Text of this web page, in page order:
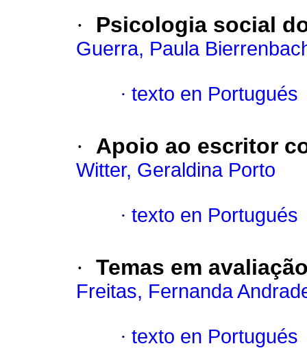
· Psicologia social
Guerra, Paula
· texto en Portugués
· Apoio ao escritor
Witter, Geraldina Porto
· texto en Portugués
· Temas em
Freitas, Fernanda
· texto en Portugués